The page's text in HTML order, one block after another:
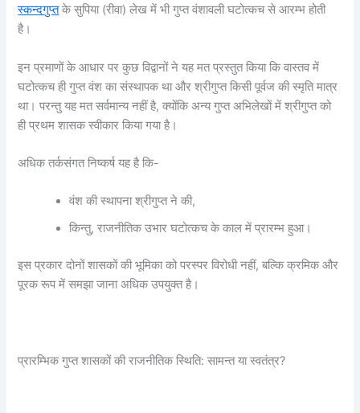
स्कन्दगुप्तके सुपिया (रीवा) लेख में भी गुप्त वंशावली घटोत्कच से आरम्भ होती
है।
इन प्रमाणों के आधार पर कुछ विद्वानों ने यह मत प्रस्तुत किया कि वास्तव में
घटोत्कच ही गुप्त वंश का संस्थापक था और श्रीगुप्त किसी पूर्वज की स्मृति मात्र
था। परन्तु यह मत सर्वमान्य नहीं है, क्योंकि अन्य गुप्त अभिलेखों में श्रीगुप्त को
ही प्रथम शासक स्वीकार किया गया है।
अधिक तर्कसंगत निष्कर्ष यह है कि-
वंश की स्थापना श्रीगुप्त ने की,
किन्तु, राजनीतिक उभार घटोत्कच के काल में प्रारम्भ हुआ।
इस प्रकार दोनों शासकों की भूमिका को परस्पर विरोधी नहीं, बल्कि क्रमिक और
पूरक रूप में समझा जाना अधिक उपयुक्त है।
प्रारम्भिक गुप्त शासकों की राजनीतिक स्थिति: सामन्त या स्वतंत्र?